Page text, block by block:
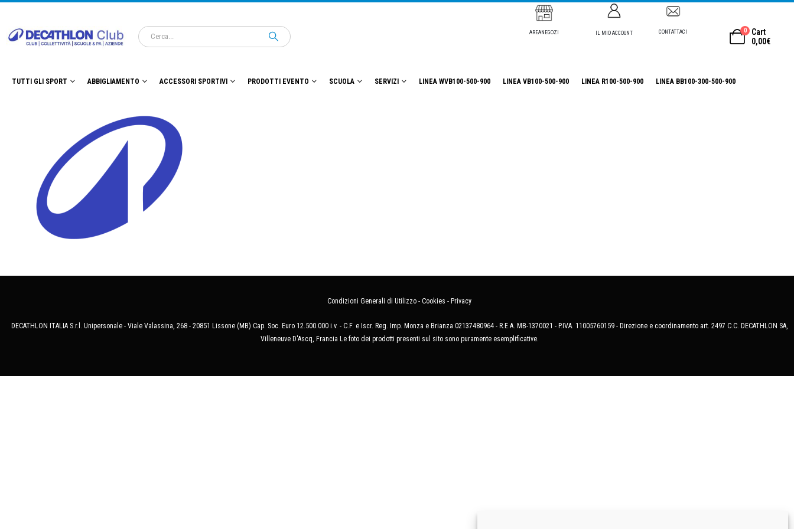
AREANEGOZI IL MIO ACCOUNT CONTATTACI 0
Cart
0,00€
TUTTI GLI SPORT ABBIGLIAMENTO ACCESSORI SPORTIVI PRODOTTI EVENTO SCUOLA SERVIZI LINEA WVB100-500-900 LINEA VB100-500-900 LINEA R100-500-900 LINEA BB100-300-500-900
Condizioni Generali di Utilizzo - Cookies - Privacy
DECATHLON ITALIA S.r.l. Unipersonale - Viale Valassina, 268 - 20851 Lissone (MB) Cap. Soc. Euro 12.500.000 i.v. - C.F. e Iscr. Reg. Imp. Monza e Brianza 02137480964 - R.E.A. MB-1370021 - P.IVA. 11005760159 - Direzione e coordinamento art. 2497 C.C. DECATHLON SA,
Villeneuve D'Ascq, Francia Le foto dei prodotti presenti sul sito sono puramente esemplificative.